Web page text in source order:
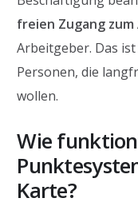
freien Zugang
Arbeitgeber. Das
Personen, die
wollen.
Wie
Karte?